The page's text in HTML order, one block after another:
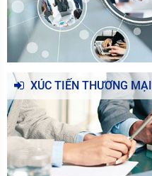
XÚC TIẾN THƯƠNG MẠI